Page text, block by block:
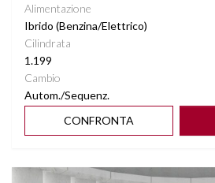
Alimentazione
Ibrido (Benzina/Elettrico)
Cilindrata
1.199
Cambio
Autom./Sequenz.
CONFRONTA
Vedi dettagli